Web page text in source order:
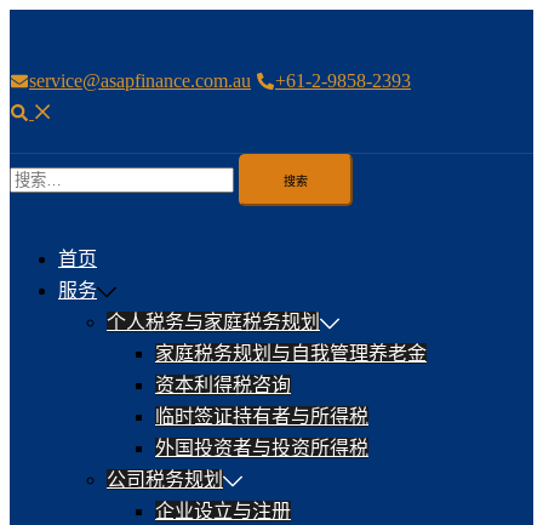
content
service@asapfinance.com.au
+61-2-9858-2393
Search
搜
索：
首页
服务
个人税务与家庭税务规划
家庭税务规划与自我管理养老金
资本利得税咨询
临时签证持有者与所得税
外国投资者与投资所得税
公司税务规划
企业设立与注册